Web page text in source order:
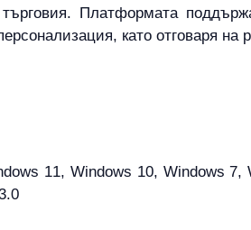
Платформата
като отговаря на
11, Windows 10, Windows